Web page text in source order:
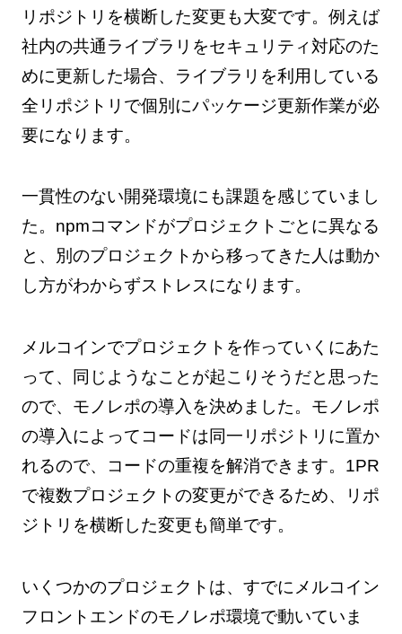
リポジトリを横断した変更も大変です。例えば
社内の共通ライブラリをセキュリティ対応のた
めに更新した場合、ライブラリを利用している
全リポジトリで個別にパッケージ更新作業が必
要になります。
一貫性のない開発環境にも課題を感じていまし
た。npmコマンドがプロジェクトごとに異なる
と、別のプロジェクトから移ってきた人は動か
し方がわからずストレスになります。
メルコインでプロジェクトを作っていくにあた
って、同じようなことが起こりそうだと思った
ので、モノレポの導入を決めました。モノレポ
の導入によってコードは同一リポジトリに置か
れるので、コードの重複を解消できます。1PR
で複数プロジェクトの変更ができるため、リポ
ジトリを横断した変更も簡単です。
いくつかのプロジェクトは、すでにメルコイン
フロントエンドのモノレポ環境で動いていま